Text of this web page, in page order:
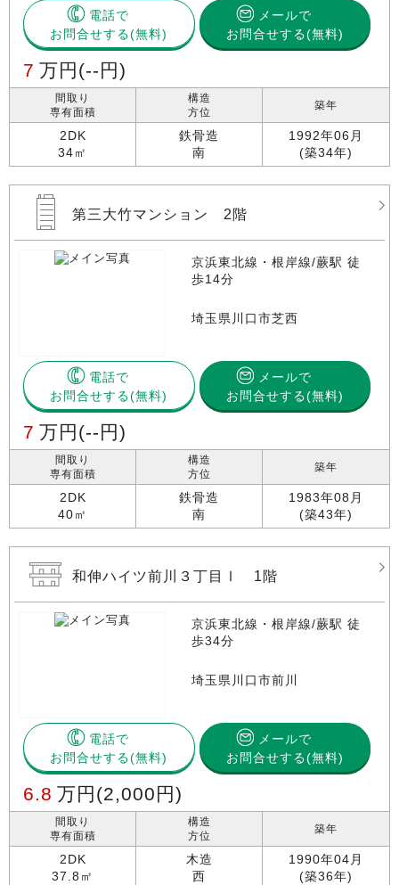
電話で
お問合せする
メールで
お問合せする(無料)
7 万円 (--円)
間取り
専有面積
2DK
34㎡
構造
方位
鉄骨造
南
築年
1992年06月
(築34年)
第三大竹マンション 2階
京浜東北線・根岸線/蕨駅 徒
歩14分
埼玉県川口市芝西
電話で
お問合せする
メールで
お問合せする(無料)
7 万円 (--円)
間取り
専有面積
2DK
40㎡
構造
方位
鉄骨造
南
築年
1983年08月
(築43年)
和伸ハイツ前川３丁目Ⅰ 1階
京浜東北線・根岸線/蕨駅 徒
歩34分
埼玉県川口市前川
電話で
お問合せする
メールで
お問合せする(無料)
6.8 万円 (2,000円)
間取り
専有面積
2DK
37.8㎡
構造
方位
木造
西
築年
1990年04月
(築36年)